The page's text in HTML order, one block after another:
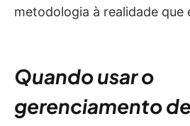
metodologia à realidade
Quando usar o
gerenciamento